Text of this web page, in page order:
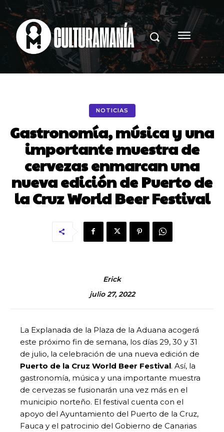
NOTICIAS
Gastronomía, música y una
importante muestra de
cervezas enmarcan una
nueva edición de Puerto de
la Cruz World Beer Festival
Erick
julio 27, 2022
La Explanada de la Plaza de la Aduana acogerá
este próximo fin de semana, los días 29, 30 y 31
de julio, la celebración de una nueva edición de
Puerto de la Cruz World Beer Festival. Así, la
gastronomía, música y una importante muestra
de cervezas se fusionarán una vez más en el
municipio norteño. El festival cuenta con el
apoyo del Ayuntamiento del Puerto de la Cruz,
Fauca y el patrocinio del Gobierno de Canarias